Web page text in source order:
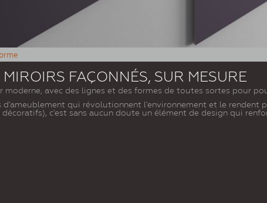
MIROIRS FAÇONNÉS, SUR MESURE
avec des lignes et des formes de toutes sortes pour
d'ameublement qui révolutionnent l'environnement et le
c'est sans aucun doute un élément de design qui